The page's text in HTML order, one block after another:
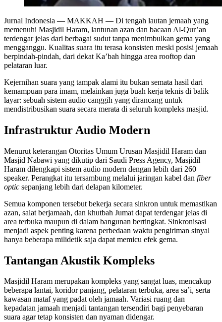
Jurnal Indonesia — MAKKAH — Di tengah lautan jemaah yang
memenuhi Masjidil Haram, lantunan azan dan bacaan Al-Qur’an
terdengar jelas dari berbagai sudut tanpa menimbulkan gema yang
mengganggu. Kualitas suara itu terasa konsisten meski posisi jemaah
berpindah-pindah, dari dekat Ka’bah hingga area rooftop dan
pelataran luar.
Kejernihan suara yang tampak alami itu bukan semata hasil dari
kemampuan para imam, melainkan juga buah kerja teknis di balik
layar: sebuah sistem audio canggih yang dirancang untuk
mendistribusikan suara secara merata di seluruh kompleks masjid.
Infrastruktur Audio Modern
Menurut keterangan Otoritas Umum Urusan Masjidil Haram dan
Masjid Nabawi yang dikutip dari Saudi Press Agency, Masjidil
Haram dilengkapi sistem audio modern dengan lebih dari 260
speaker. Perangkat itu tersambung melalui jaringan kabel dan fiber
optic sepanjang lebih dari delapan kilometer.
Semua komponen tersebut bekerja secara sinkron untuk memastikan
azan, salat berjamaah, dan khutbah Jumat dapat terdengar jelas di
area terbuka maupun di dalam bangunan bertingkat. Sinkronisasi
menjadi aspek penting karena perbedaan waktu pengiriman sinyal
hanya beberapa milidetik saja dapat memicu efek gema.
Tantangan Akustik Kompleks
Masjidil Haram merupakan kompleks yang sangat luas, mencakup
beberapa lantai, koridor panjang, pelataran terbuka, area sa’i, serta
kawasan mataf yang padat oleh jamaah. Variasi ruang dan
kepadatan jamaah menjadi tantangan tersendiri bagi penyebaran
suara agar tetap konsisten dan nyaman didengar.